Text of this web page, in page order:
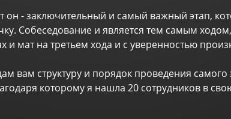
он - заключительный и самый важный этап,
Собеседование и является тем самым
и мат на третьем хода и с уверенностью
вам структуру и порядок проведения
которому я нашла 20 сотрудников в